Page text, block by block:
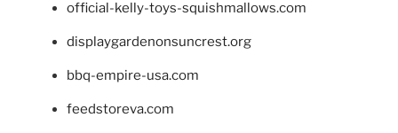
official-kelly-toys-squishmallows.com
displaygardenonsuncrest.org
bbq-empire-usa.com
feedstoreva.com